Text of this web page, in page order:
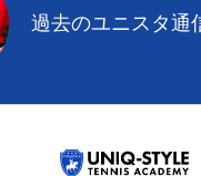
過去のユニスタ通